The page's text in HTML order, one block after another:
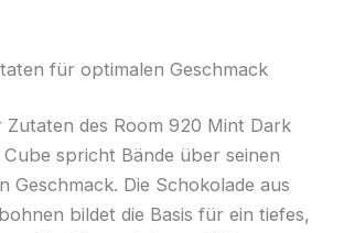
für optimalen Geschmack
Zutaten des Room 920 Mint Dark
spricht Bände über seinen
Geschmack. Die Schokolade aus
bildet die Basis für ein tiefes,